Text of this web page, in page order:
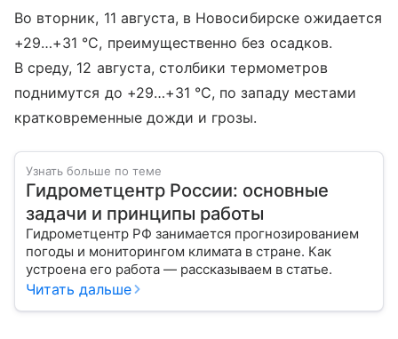
Во вторник, 11 августа, в Новосибирске ожидается
+29…+31 °C, преимущественно без осадков.
В среду, 12 августа, столбики термометров
поднимутся до +29…+31 °C, по западу местами
кратковременные дожди и грозы.
Узнать больше по теме
Гидрометцентр России: основные
задачи и принципы работы
Гидрометцентр РФ занимается прогнозированием
погоды и мониторингом климата в стране. Как
устроена его работа — рассказываем в статье.
Читать дальше